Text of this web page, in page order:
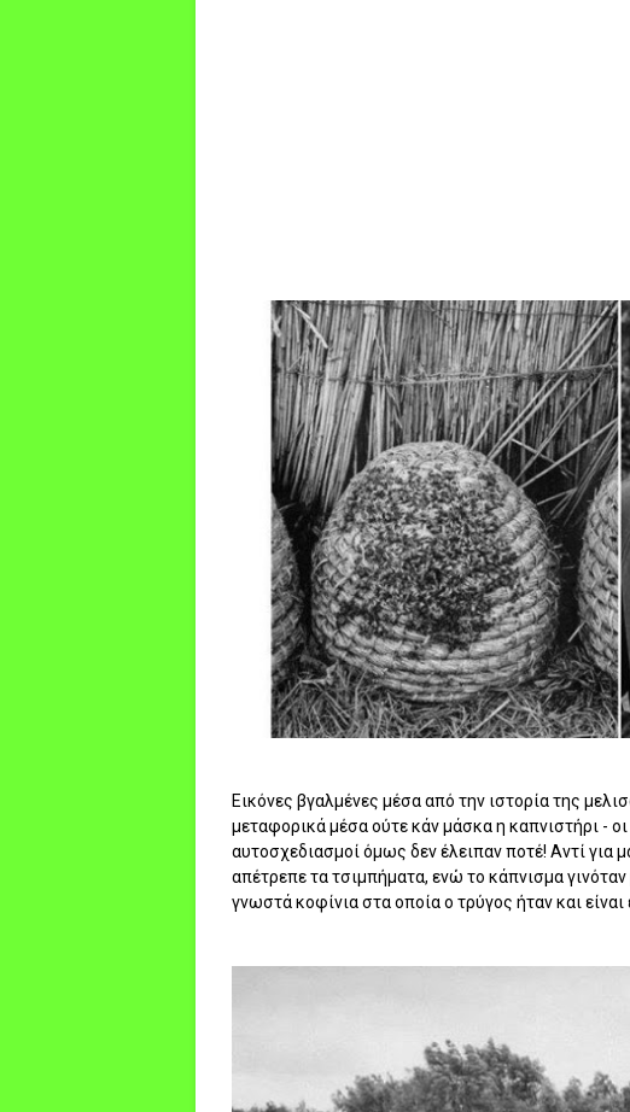
Εικόνες βγαλμένες μέσα από την ιστορία της
μεταφορικά μέσα ούτε κάν μάσκα η καπνιστήρι -
αυτοσχεδιασμοί όμως δεν έλειπαν ποτέ! Αντί
απέτρεπε τα τσιμπήματα, ενώ το κάπνισμα
γνωστά κοφίνια στα οποία ο τρύγος ήταν και είναι